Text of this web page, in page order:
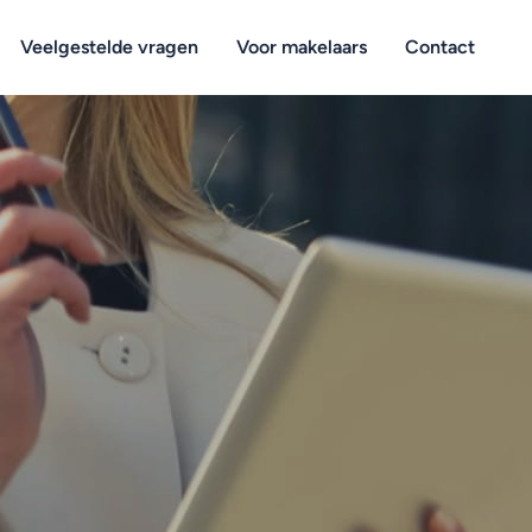
Veelgestelde vragen Voor makelaars Contact